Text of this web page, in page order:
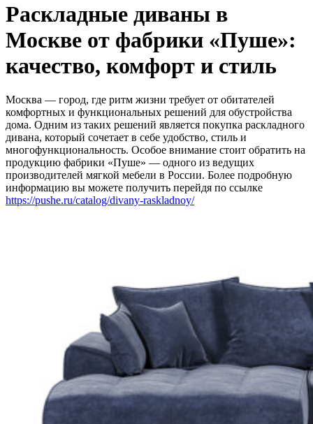
Раскладные диваны в
Москве от фабрики «Пуше»:
качество, комфорт и стиль
Москва — город, где ритм жизни требует от обитателей
комфортных и функциональных решений для обустройства
дома. Одним из таких решений является покупка раскладного
дивана, который сочетает в себе удобство, стиль и
многофункциональность. Особое внимание стоит обратить на
продукцию фабрики «Пуше» — одного из ведущих
производителей мягкой мебели в России. Более подробную
информацию вы можете получить перейдя по ссылке
https://pushe.ru/catalog/divany-raskladnoy/